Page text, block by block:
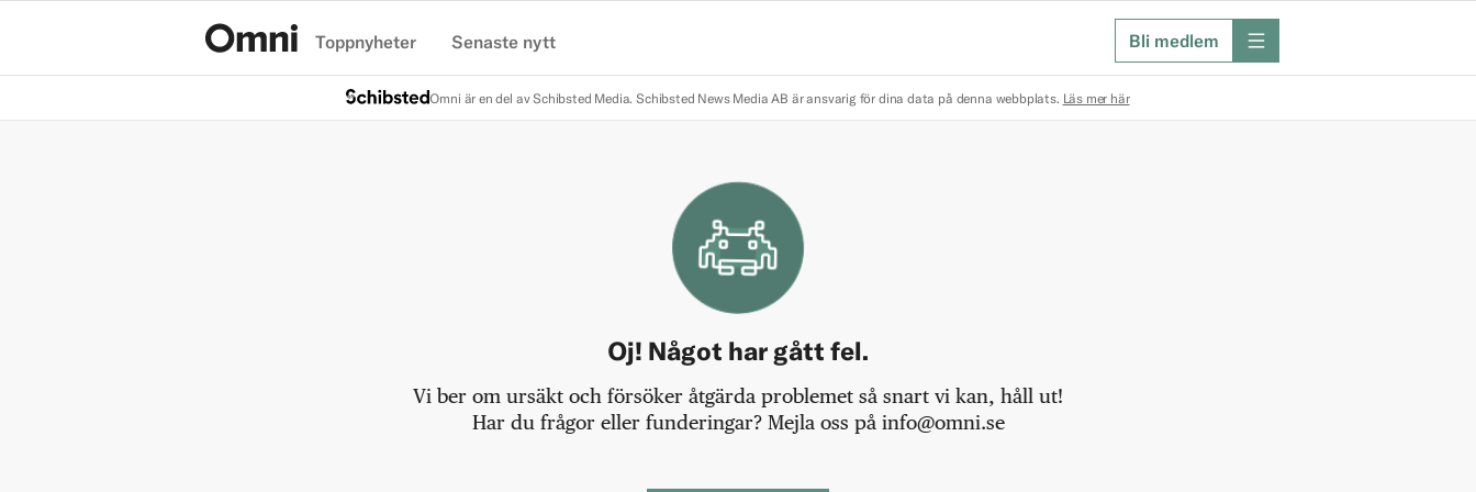
Toppnyheter Senaste nytt Bli medlem meny
Omni är en del av Schibsted Media. Schibsted News Media AB är ansvarig för dina data på denna webbplats. Läs mer här
Oj! Något har gått fel.
Vi ber om ursäkt och försöker åtgärda problemet så snart vi kan, håll ut!
Har du frågor eller funderingar? Mejla oss på info@omni.se